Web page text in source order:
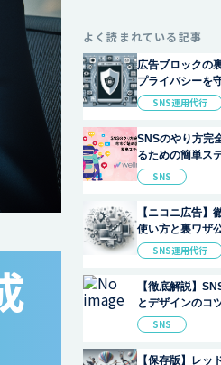
よく読まれている記事
広告ブロックの
プライバシーを
SNS運用代行
SNSのやり方完
るための簡単ス
SNS
【ニコニ広告】
使い方と裏ワザ
SNS運用代行
【徹底解説】
とデザインのコ
SNS
【保存版】レッ